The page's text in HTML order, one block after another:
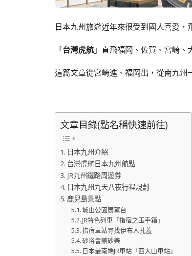
日本九州旅遊近年來很受到國人喜愛
「台灣虎航」直飛福岡、佐賀、宮崎
這篇文章從宮崎進、福岡出，從南九州
文章目錄(點名稱快速前往)
日本九州介紹
台灣虎航日本九州航點
JR九州鐵路周遊券
日本九州九天八夜行程規劃
鹿兒島景點
城山公園展望台
JR特色列車「指宿之玉手箱」
指宿車站尋找伊布人孔蓋
砂浴會館砂樂
日本最南端JR車站「西大山車站」